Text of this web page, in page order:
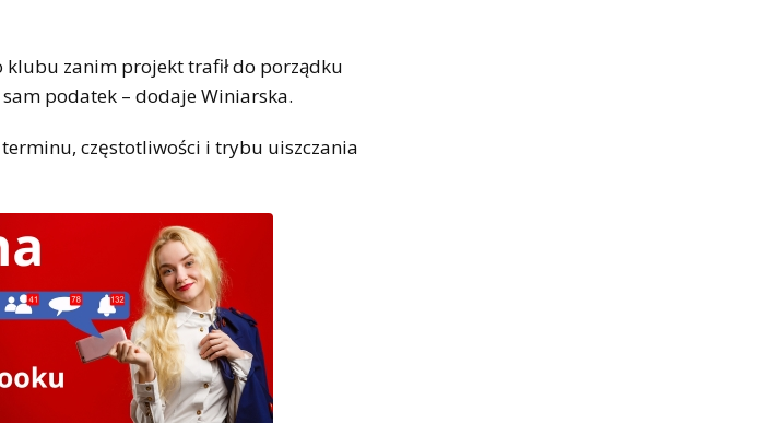
klubu zanim projekt trafił do porządku
podatek – dodaje Winiarska.
częstotliwości i trybu uiszczania